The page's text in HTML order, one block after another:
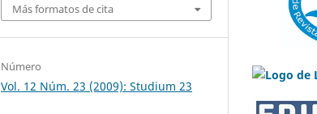
Más formatos de cita
Número
Vol. 12 Núm. 23 (2009): Studium 23